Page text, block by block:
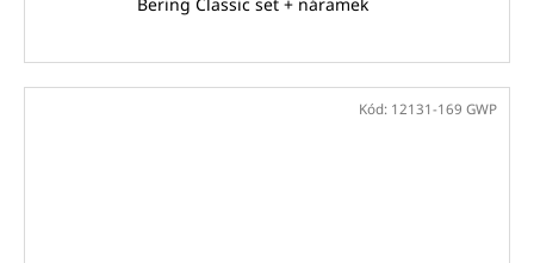
Kód: 12131-169 GWP